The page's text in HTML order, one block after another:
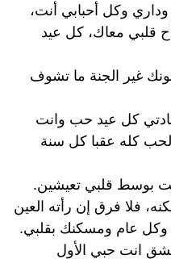
وكل أحبابي أنت،
قلبي معاك، كل عيد
غير الجنة ما تشوف
كل عيد حب وانت
كله عقبا كل سنة
بوسط قلبي تعيشين.
فلا فرق إن رأته العين
عام ومسكنك بقلبي.
انت حبي الأول